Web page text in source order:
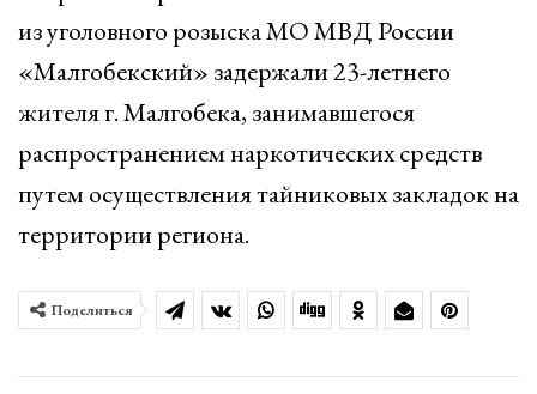
из уголовного розыска МО МВД России
«Малгобекский» задержали 23-летнего
жителя г. Малгобека, занимавшегося
распространением наркотических средств
путем осуществления тайниковых закладок на
территории региона.
Поделиться